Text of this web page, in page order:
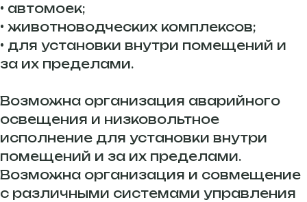
• автомоек;
• животноводческих комплексов;
• для установки внутри помещений и
за их пределами.
Возможна организация аварийного
освещения и низковольтное
исполнение для установки внутри
помещений и за их пределами.
Возможна организация и совмещение
с различными системами управления